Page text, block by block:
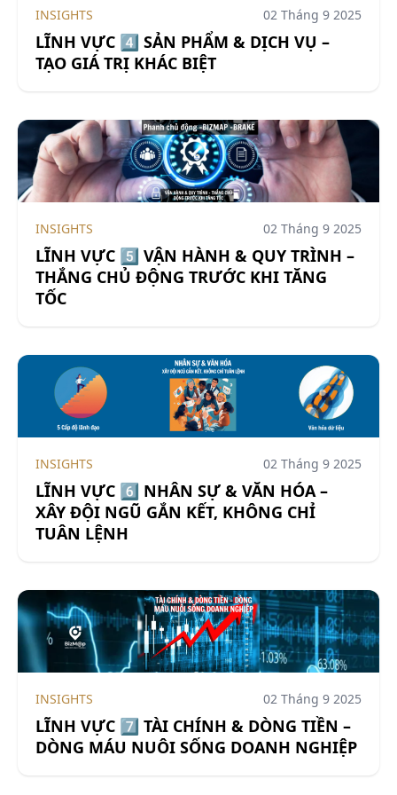
INSIGHTS 02 Tháng 9 2025
LĨNH VỰC 4️⃣ SẢN PHẨM & DỊCH VỤ –
TẠO GIÁ TRỊ KHÁC BIỆT
INSIGHTS 02 Tháng 9 2025
LĨNH VỰC 5️⃣ VẬN HÀNH & QUY TRÌNH –
THẮNG CHỦ ĐỘNG TRƯỚC KHI TĂNG
TỐC
INSIGHTS 02 Tháng 9 2025
LĨNH VỰC 6️⃣ NHÂN SỰ & VĂN HÓA –
XÂY ĐỘI NGŨ GẮN KẾT, KHÔNG CHỈ
TUÂN LỆNH
INSIGHTS 02 Tháng 9 2025
LĨNH VỰC 7️⃣ TÀI CHÍNH & DÒNG TIỀN –
DÒNG MÁU NUÔI SỐNG DOANH NGHIỆP